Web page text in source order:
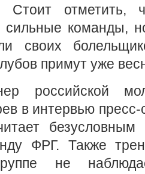
Стоит
сильные команды,
своих
примут уже
российской
в интервью
безусловным
ФРГ. Также
не